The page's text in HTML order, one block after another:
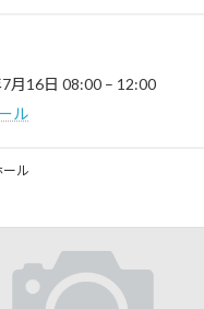
:
月16日 08:00 – 12:00
ル
ール